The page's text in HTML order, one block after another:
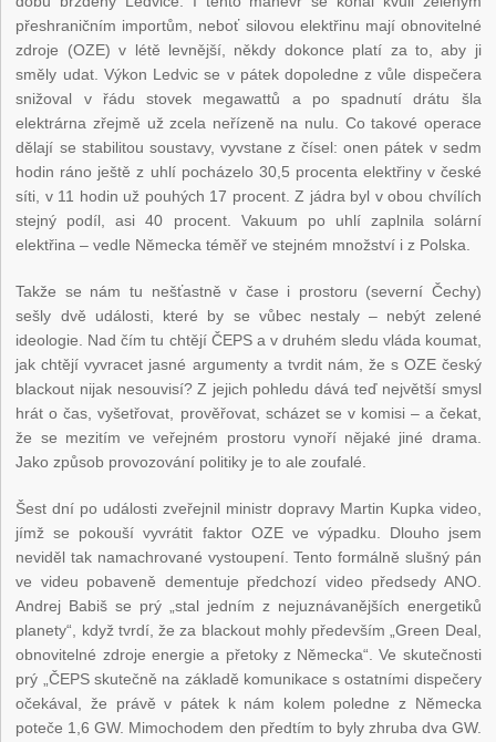
přeshraničním importům, neboť silovou elektřinu mají obnovitelné
zdroje (OZE) v létě levnější, někdy dokonce platí za to, aby ji
směly udat. Výkon Ledvic se v pátek dopoledne z vůle dispečera
snižoval v řádu stovek megawattů a po spadnutí drátu šla
elektrárna zřejmě už zcela neřízeně na nulu. Co takové operace
dělají se stabilitou soustavy, vyvstane z čísel: onen pátek v sedm
hodin ráno ještě z uhlí pocházelo 30,5 procenta elektřiny v české
síti, v 11 hodin už pouhých 17 procent. Z jádra byl v obou chvílích
stejný podíl, asi 40 procent. Vakuum po uhlí zaplnila solární
elektřina – vedle Německa téměř ve stejném množství i z Polska.
Takže se nám tu nešťastně v čase i prostoru (severní Čechy)
sešly dvě události, které by se vůbec nestaly – nebýt zelené
ideologie. Nad čím tu chtějí ČEPS a v druhém sledu vláda koumat,
jak chtějí vyvracet jasné argumenty a tvrdit nám, že s OZE český
blackout nijak nesouvisí? Z jejich pohledu dává teď největší smysl
hrát o čas, vyšetřovat, prověřovat, scházet se v komisi – a čekat,
že se mezitím ve veřejném prostoru vynoří nějaké jiné drama.
Jako způsob provozování politiky je to ale zoufalé.
Šest dní po události zveřejnil ministr dopravy Martin Kupka video,
jímž se pokouší vyvrátit faktor OZE ve výpadku. Dlouho jsem
neviděl tak namachrované vystoupení. Tento formálně slušný pán
ve videu pobaveně dementuje předchozí video předsedy ANO.
Andrej Babiš se prý „stal jedním z nejuznávanějších energetiků
planety“, když tvrdí, že za blackout mohly především „Green Deal,
obnovitelné zdroje energie a přetoky z Německa“. Ve skutečnosti
prý „ČEPS skutečně na základě komunikace s ostatními dispečery
očekával, že právě v pátek k nám kolem poledne z Německa
poteče 1,6 GW. Mimochodem den předtím to byly zhruba dva GW.